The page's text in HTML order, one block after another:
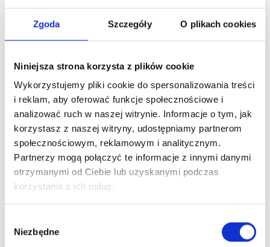
Zgoda Szczegóły O plikach cookies
Niniejsza strona korzysta z plików cookie
Wykorzystujemy pliki cookie do spersonalizowania treści
i reklam, aby oferować funkcje społecznościowe i
analizować ruch w naszej witrynie. Informacje o tym, jak
korzystasz z naszej witryny, udostępniamy partnerom
społecznościowym, reklamowym i analitycznym.
Partnerzy mogą połączyć te informacje z innymi danymi
otrzymanymi od Ciebie lub uzyskanymi podczas
korzystania z ich usług.
zgody
Niezbędne
Zaloguj się
Dlaczego warto?
Oryginalny produkt z autoryzowanej
dystrybucji
Wysyłka 24h z magazynu w Polsce
Stały opiekun handlowy